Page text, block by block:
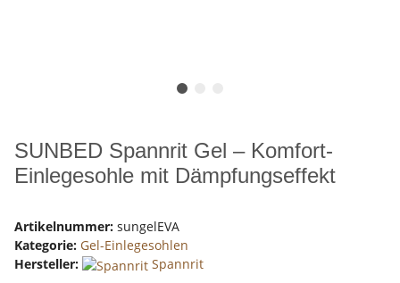
SUNBED Spannrit Gel – Komfort-
Einlegesohle mit Dämpfungseffekt
Artikelnummer: sungelEVA
Kategorie: Gel-Einlegesohlen
Hersteller:
Spannrit